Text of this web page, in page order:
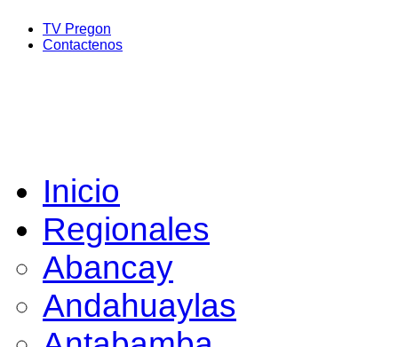
TV Pregon
Contactenos
Inicio
Regionales
Abancay
Andahuaylas